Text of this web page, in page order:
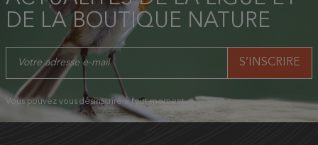
DE LA BOUTIQUE NATURE
Vous pouvez vous désinscrire à tout moment.